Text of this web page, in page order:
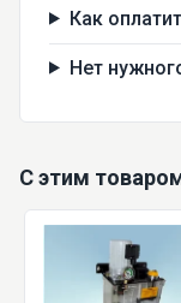
Как
Нет
С этим